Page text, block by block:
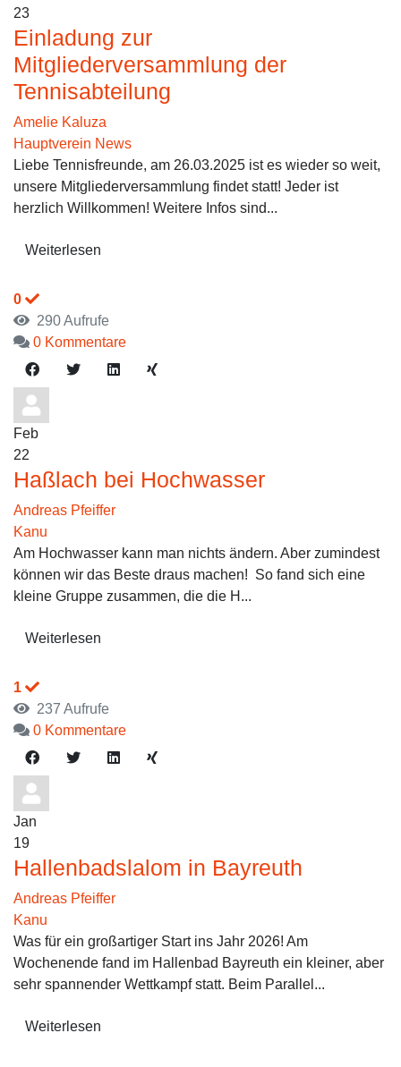
23
Einladung zur
Mitgliederversammlung der
Tennisabteilung
Amelie Kaluza
Hauptverein News
Liebe Tennisfreunde, am 26.03.2025 ist es wieder so weit,
unsere Mitgliederversammlung findet statt! Jeder ist
herzlich Willkommen! Weitere Infos sind...
Weiterlesen
0
290 Aufrufe
0 Kommentare
Feb
22
Haßlach bei Hochwasser
Andreas Pfeiffer
Kanu
Am Hochwasser kann man nichts ändern. Aber zumindest
können wir das Beste draus machen! So fand sich eine
kleine Gruppe zusammen, die die H...
Weiterlesen
1
237 Aufrufe
0 Kommentare
Jan
19
Hallenbadslalom in Bayreuth
Andreas Pfeiffer
Kanu
Was für ein großartiger Start ins Jahr 2026! Am
Wochenende fand im Hallenbad Bayreuth ein kleiner, aber
sehr spannender Wettkampf statt. Beim Parallel...
Weiterlesen